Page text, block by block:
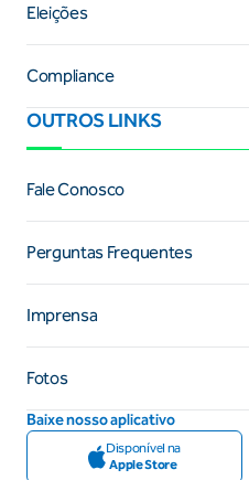
Eleições
Compliance
OUTROS LINKS
Fale Conosco
Perguntas Frequentes
Imprensa
Fotos
Baixe nosso aplicativo
Disponível na
Apple Store